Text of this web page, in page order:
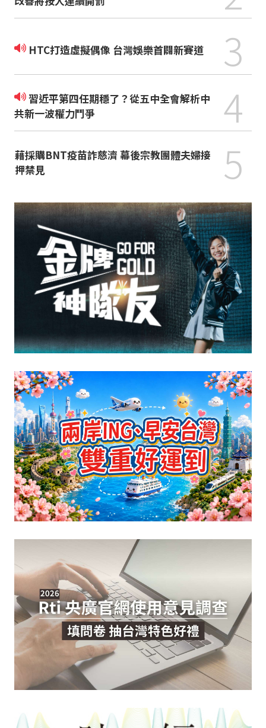
HTC打造虛擬偶像 台灣娛樂首闢新賽道 3
習近平第四任期穩了？從五中全會解析中
共新一波權力鬥爭
4
藉採購BNT疫苗詐慈濟 幕後宗教團體夫婦接
押禁見
5